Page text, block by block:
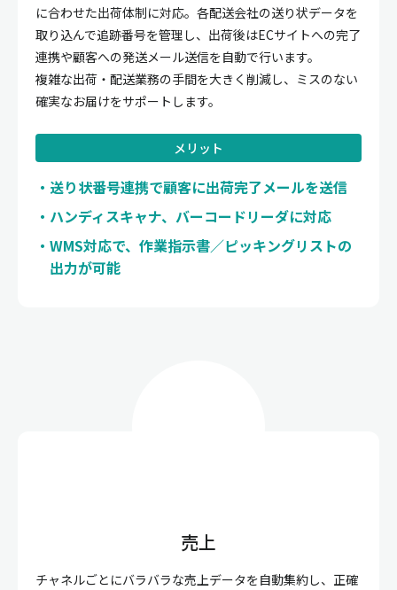
に合わせた出荷体制に対応。各配送会社の送り状データを
取り込んで追跡番号を管理し、出荷後はECサイトへの完了
連携や顧客への発送メール送信を自動で行います。
複雑な出荷・配送業務の手間を大きく削減し、ミスのない
確実なお届けをサポートします。
メリット
送り状番号連携で顧客に出荷完了メールを送信
ハンディスキャナ、バーコードリーダに対応
WMS対応で、作業指示書／ピッキングリストの
出力が可能
売上
チャネルごとにバラバラな売上データを自動集約し、正確